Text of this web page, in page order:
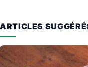
ARTICLES